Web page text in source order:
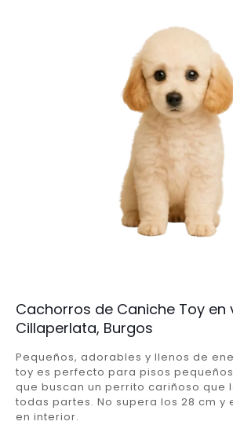
Cachorros de Caniche Toy en
Cillaperlata, Burgos
Pequeños, adorables y llenos de
toy es perfecto para pisos
que buscan un perrito cariñoso que
todas partes. No supera los 28 cm y
en interior.